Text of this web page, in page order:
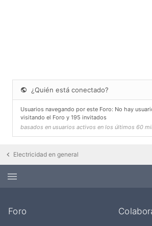
¿Quién está conectado?
Usuarios navegando por este Foro: No hay
visitando el Foro y 195 invitados
basados en usuarios activos en los últimos 60
Electricidad en general
Foro